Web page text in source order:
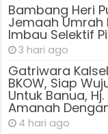
Bambang Heri
Jemaah Umrah
Imbau Selektif
3 hari ago
Gatriwara
BKOW, Siap
Untuk Banua,
Amanah
4 hari ago